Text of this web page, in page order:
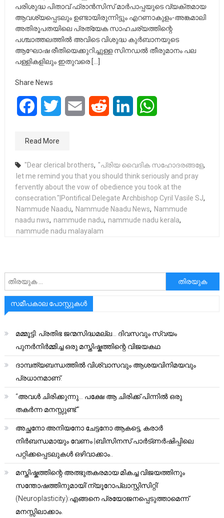
പരിശുദ്ധ പിതാവ് ഫ്രാൻസിസ് മാർപാപ്പയുടെ വ്യക്തമായ
ആവശ്യപ്പെടലും ഉണ്ടായിരുന്നിട്ടും എറണാകുളം-അങ്കമാലി
അതിരൂപതയിലെ പ്രത്യേക സാഹചര്യത്തിന്റെ
പശ്ചാത്തലത്തിൽ അവിടെ വിശുദ്ധ കുർബാനയുടെ
ആഘോഷ രീതിയെക്കുറിച്ചുള്ള സിനഡൽ തീരുമാനം പല
പള്ളികളിലും ഇതുവരെ […]
Share News
FacebookTwitter Email Reddit LinkedIn
Read More
"Dear clerical brothers, "പ്രിയ വൈദിക സഹോദരങ്ങളേ,
let me remind you that you should think seriously and pray
fervently about the vow of obedience you took at the
consecration."|Pontifical Delegate Archbishop Cyril Vasile SJ,
Nammude Naadu, Nammude Naadu News, Nammude
naadu nws, nammude nadu, nammude nadu kerala,
nammude nadu malayalam
അനേഷിക്കുക
സമീപകാല പോസ്റ്റുകൾ
മമ്മൂട്ടി: പ്രതിഭ ജന്മസിദ്ധമല്ല… ദിവസവും സ്വയം
പുനർനിർമ്മിച്ച ഒരു മസ്തിഷ്കത്തിന്റെ വിജയകഥ
ദാമ്പത്യബന്ധത്തിൽ വിശ്വാസവും ആശയവിനിമയവും
പ്രധാനമാണ്.
“അവൾ ചിരിക്കുന്നു… പക്ഷേ ആ ചിരിക്ക് പിന്നിൽ ഒരു
തകർന്ന മനസ്സുണ്ട്.”
അച്ഛനോ അനിയനോ ചേട്ടനോ ആകട്ടെ, കരാർ
നിർബന്ധമായും വേണം |ബിസിനസ് പാർട്ണർഷിപ്പിലെ
പറ്റിക്കപ്പെടലുകൾ ഒഴിവാക്കാം..
മസ്തിഷ്കത്തിന്റെ അത്ഭുതകരമായ മികച്ച വിജയത്തിനും
സന്തോഷത്തിനുമായി’ന്യൂറോപ്ലാസ്റ്റിസിറ്റി’
(Neuroplasticity):എങ്ങനെ പ്രയോജനപ്പെടുത്താമെന്ന്
മനസ്സിലാക്കാം.